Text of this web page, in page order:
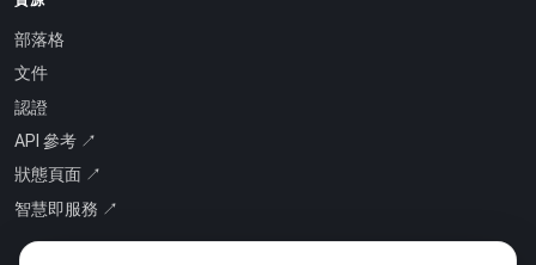
部落格
文件
認證
API 參考 ↗
狀態頁面 ↗
智慧即服務 ↗